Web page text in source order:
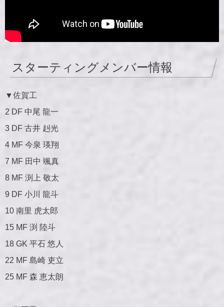
スターティングメンバー情報
▼佐賀工
2 DF 中尾 龍一
3 DF 古井 赳光
4 MF 今泉 瑛翔
7 MF 田中 颯真
8 MF 渕上 敬太
9 DF 小川 龍斗
10 南里 虎太郎
15 MF 渕 陸斗
18 GK 平石 悠人
22 MF 島崎 吏立
25 MF 森 恵太朗